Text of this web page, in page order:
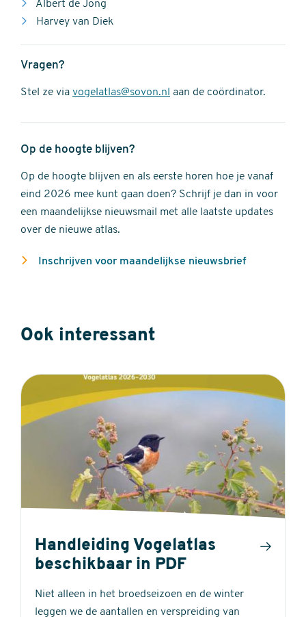
Albert de Jong
Harvey van Diek
Vragen?
Stel ze via vogelatlas@sovon.nl aan de coördinator.
Op de hoogte blijven?
Op de hoogte blijven en als eerste horen hoe je vanaf
eind 2026 mee kunt gaan doen? Schrijf je dan in voor
een maandelijkse nieuwsmail met alle laatste updates
over de nieuwe atlas.
Inschrijven voor maandelijkse nieuwsbrief
Ook interessant
Handleiding Vogelatlas
beschikbaar in PDF
Niet alleen in het broedseizoen en de winter
leggen we de aantallen en verspreiding van